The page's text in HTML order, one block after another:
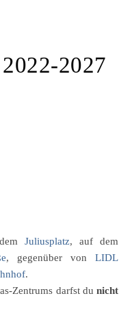
2027
demJuliusplatz, auf dem
, gegenüber von LIDL
.
Zentrums darfst du nicht